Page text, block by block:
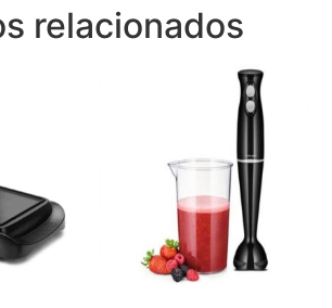
relacionados